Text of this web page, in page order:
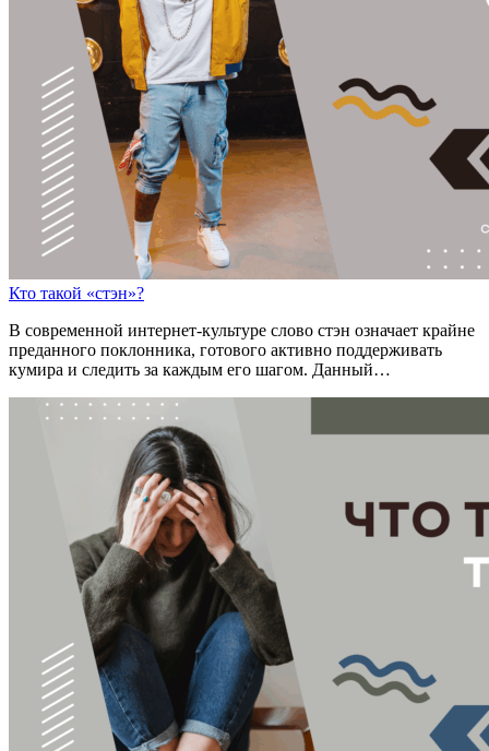
Кто такой «стэн»?
В современной интернет-культуре слово стэн означает крайне
преданного поклонника, готового активно поддерживать
кумира и следить за каждым его шагом. Данный…